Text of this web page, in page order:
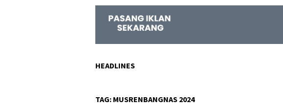
HEADLINES
TAG: MUSRENBANGNAS 2024